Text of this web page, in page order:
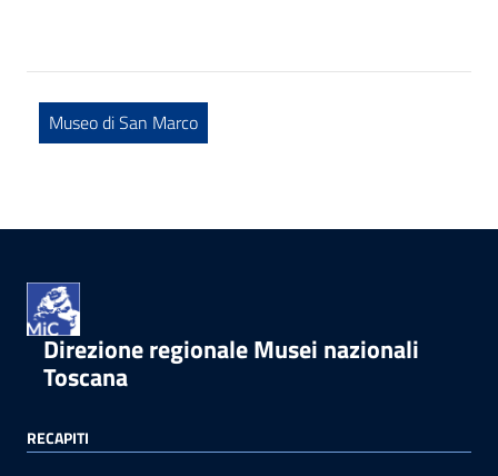
Museo di San Marco
Direzione regionale Musei nazionali
Toscana
RECAPITI